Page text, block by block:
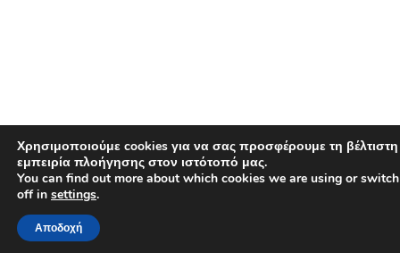
Χρησιμοποιούμε cookies για να σας προσφέρουμε τη βέλτιστη
εμπειρία πλοήγησης στον ιστότοπό μας.
You can find out more about which cookies we are using or
off in settings.
Αποδοχή